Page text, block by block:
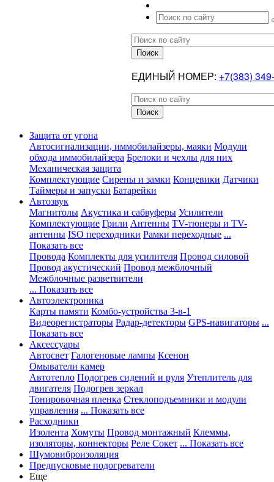
ЕДИНЫЙ НОМЕР: +7(383)
Защита от угона
Автосигнализации, иммобилайзеры, маяки Модули
обхода иммобилайзера Брелоки и чехлы для них
Механическая защита
Комплектующие Сирены и замки Концевики Датчики
Таймеры и запуски Батарейки
Автозвук
Магнитолы Акустика и сабвуферы Усилители
Комплектующие Грили Антенны TV-тюнеры и TV-
антенны ISO переходники Рамки переходные ...
Показать все
Провода Комплекты для усилителя Провод силовой
Провод акустический Провод межблочный
Межблочные разветвители
... Показать все
Автоэлектроника
Карты памяти Комбо-устройства 3-в-1
Видеорегистраторы Радар-детекторы GPS-навигаторы ...
Показать все
Аксессуары
Автосвет Галогеновые лампы Ксенон
Омыватели камер
Автотепло Подогрев сидений и руля Утеплитель для
двигателя Подогрев зеркал
Тонировочная пленка Стеклоподъемники и модули
управления ... Показать все
Расходники
Изолента Хомуты Провод монтажный Клеммы,
изоляторы, коннекторы Реле Сокет ... Показать все
Шумовиброизоляция
Предпусковые подогреватели
Еще